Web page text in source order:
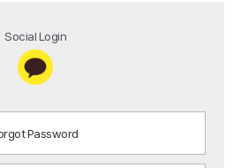
Social Login
Password